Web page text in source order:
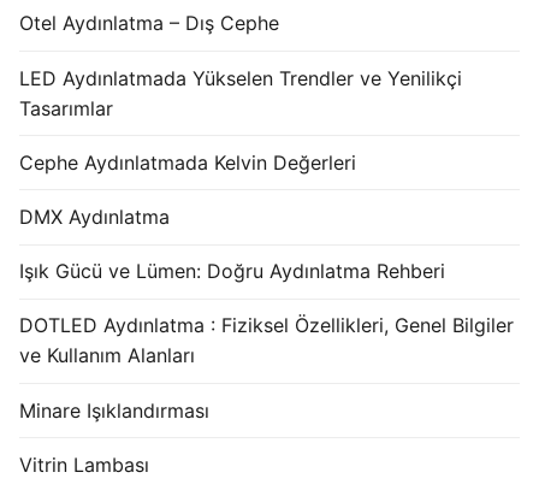
Otel Aydınlatma – Dış Cephe
LED Aydınlatmada Yükselen Trendler ve Yenilikçi
Tasarımlar
Cephe Aydınlatmada Kelvin Değerleri
DMX Aydınlatma
Işık Gücü ve Lümen: Doğru Aydınlatma Rehberi
DOTLED Aydınlatma : Fiziksel Özellikleri, Genel Bilgiler
ve Kullanım Alanları
Minare Işıklandırması
Vitrin Lambası